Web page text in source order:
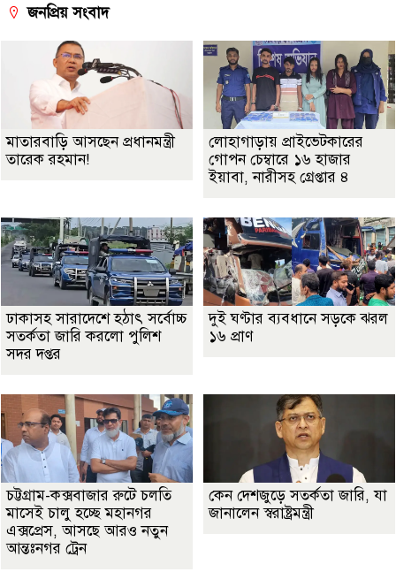
জনপ্রিয় সংবাদ
মাতারবাড়ি আসছেন প্রধানমন্ত্রী
তারেক রহমান!
লোহাগাড়ায় প্রাইভেটকারের
গোপন চেম্বারে ১৬ হাজার
ইয়াবা, নারীসহ গ্রেপ্তার ৪
ঢাকাসহ সারাদেশে হঠাৎ সর্বোচ্চ
সতর্কতা জা‌রি করলো পুলিশ
সদর দপ্তর
দুই ঘণ্টার ব্যবধানে সড়কে ঝরল
১৬ প্রাণ
চট্টগ্রাম-কক্সবাজার রুটে চলতি
মাসেই চালু হচ্ছে মহানগর
এক্সপ্রেস, আসছে আরও নতুন
আন্তঃনগর ট্রেন
কেন দেশজুড়ে সতর্কতা জারি, যা
জানালেন স্বরাষ্ট্রমন্ত্রী